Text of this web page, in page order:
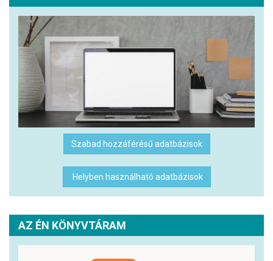
Szabad hozzáférésű adatbázisok
Helyben használható adatbázisok
AZ ÉN KÖNYVTÁRAM